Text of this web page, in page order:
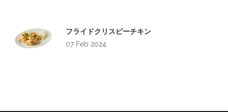
フライドクリスピーチキン
07 Feb 2024